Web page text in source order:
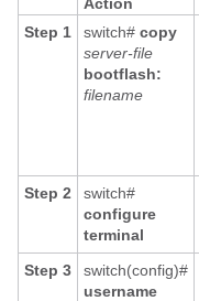
Step 1 switch# copy
server-file
bootflash:
filename
Step 2
switch#
configure
terminal
Step 3
switch(config)#
username